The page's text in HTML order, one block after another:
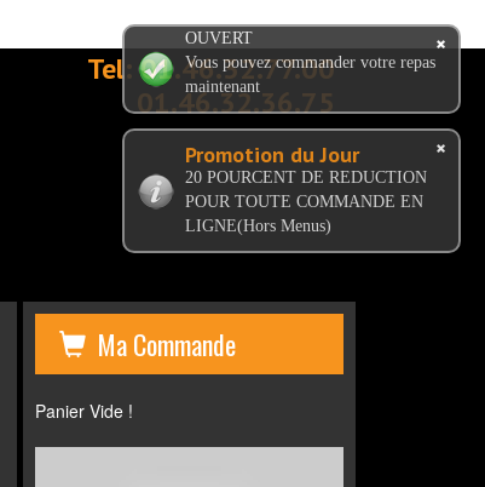
Tel:01.46.32.77.00
01.46.32.36.75
Ma Commande
Panier Vide !
OUVERT
Vous pouvez commander votre repas
maintenant
Promotion du Jour
20 POURCENT DE REDUCTION
POUR TOUTE COMMANDE EN
LIGNE(Hors Menus)